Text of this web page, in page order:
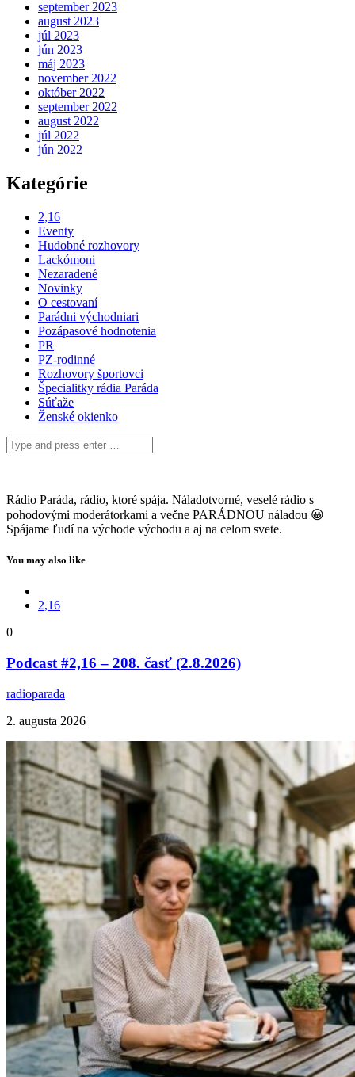
september 2023
august 2023
júl 2023
jún 2023
máj 2023
november 2022
október 2022
september 2022
august 2022
júl 2022
jún 2022
Kategórie
2,16
Eventy
Hudobné rozhovory
Lackómoni
Nezaradené
Novinky
O cestovaní
Parádni východniari
Pozápasové hodnotenia
PR
PZ-rodinné
Rozhovory športovci
Špecialitky rádia Paráda
Súťaže
Ženské okienko
Rádio Paráda, rádio, ktoré spája. Náladotvorné, veselé rádio s
pohodovými moderátorkami a večne PARÁDNOU náladou 😀
Spájame ľudí na východe východu a aj na celom svete.
You may also like
2,16
0
Podcast #2,16 – 208. časť (2.8.2026)
radioparada
2. augusta 2026